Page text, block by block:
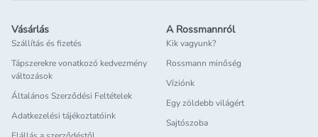
Vásárlás
Szállítás és fizetés
Tápszerekre vonatkozó kedvezmény
változások
Általános Szerződési Feltételek
Adatkezelési tájékoztatóink
A Rossmannról
Kik vagyunk?
Rossmann minőség
Víziónk
Egy zöldebb világért
Sajtószoba